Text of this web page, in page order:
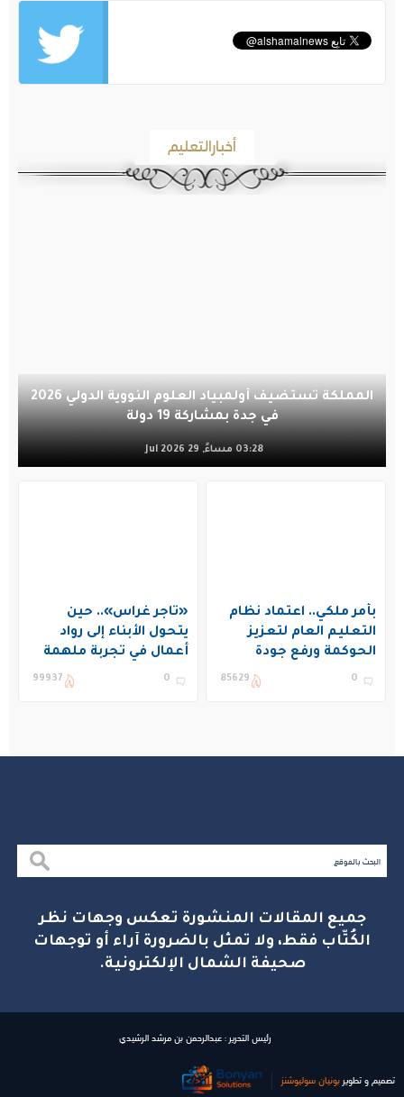
أخبارالتعليم
المملكة تستضيف أولمبياد العلوم النووية الدولي 2026
في جدة بمشاركة 19 دولة
03:28 مساءً, 29 Jul 2026
بأمر ملكي.. اعتماد نظام
التعليم العام لتعزيز
الحوكمة ورفع جودة
التعليم في المملكة
0
85629
«تاجر غراس».. حين
يتحول الأبناء إلى رواد
أعمال في تجربة ملهمة
بنادي غراس الصيفي
0
99937
جميع المقالات المنشورة تعكس وجهات نظر
الكُتّاب فقط، ولا تمثل بالضرورة آراء أو توجهات
صحيفة الشمال الإلكترونية.
رئيس التحرير : عبدالرحمن بن مرشد الرشيدي
تصميم و تطوير بونیان سولیوشنز